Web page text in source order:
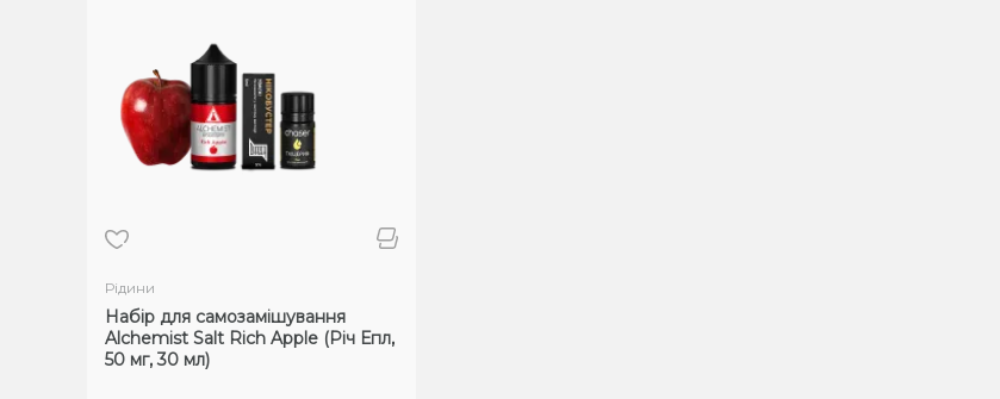
Рідини
Набір для самозамішування
Alchemist Salt Rich Apple (Річ Епл,
50 мг, 30 мл)